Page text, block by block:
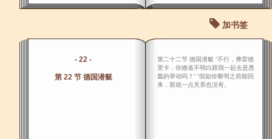
加书签
- 22 -
第 22 节 德国潜艇
第二十二节 德国潜艇 “不行，弗雷德
里卡，你难道不明白跟我一起去是愚
蠢的举动吗？” “假如你黎明之前能回
来，那就一点关系也没有。